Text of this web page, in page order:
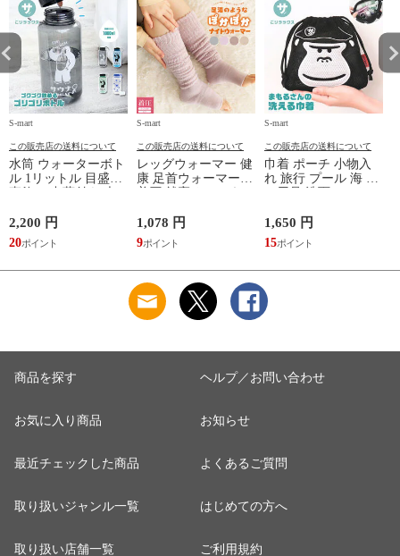
S-mart
この販売店の送料について
水筒 ウォーターボト
ル 1リットル 目盛り
マイボトル 動物 ア
ニマル ゴリラ ごリ
ラックス ゴリゴリボ
2,200 円
20
S-mart
この販売店の送料について
レッグウォーマー 健
康 足首ウォーマー
ふんわり 足湯のよう
なぽかぽかナイトウ
ォーマー inf-26
1,078 円
9
S-mart
この販売店の送料について
巾着 ポーチ 小物入
れ 旅行 プール 海 バ
サウナ ごリラックス
まもるさんの洗える
巾着 ブラック 黒
1,650 円
15
商品を探す
お気に入り商品
最近チェックした商品
取り扱いジャンル一覧
取り扱い店舗一覧
ヘルプ／お問い合わせ
お知らせ
よくあるご質問
はじめての方へ
ご利用規約